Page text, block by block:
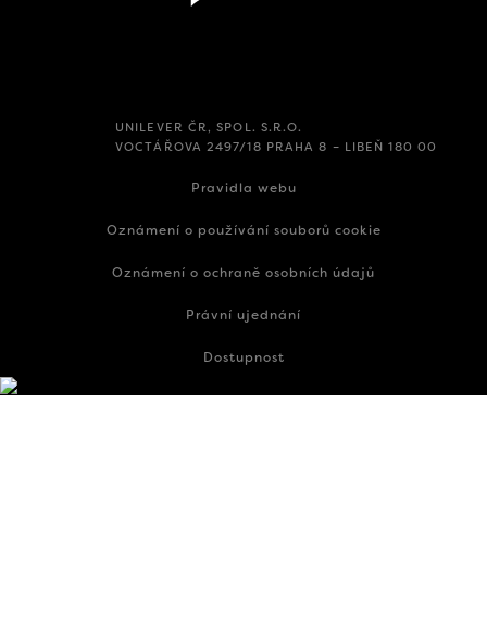
UNILEVER ČR, SPOL. S.R.O.
VOCTÁŘOVA 2497/18 PRAHA 8 – LIBEŇ 180 00
Pravidla webu
Oznámení o používání souborů cookie
Oznámení o ochraně osobních údajů
Právní ujednání
Dostupnost